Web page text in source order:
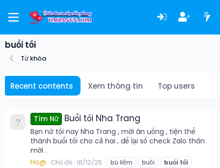
buổi tối
Từ khóa
Recent contents Xem thông tin Top users
Tìm Nữ Buổi tối Nha Trang
Bạn nữ tối nay Nha Trang , mời ăn uống , tiện thể
thành buổi tối cho cả hai , để lại số check Zalo thân
mời .
Ho@ Chủ đề 18/12/25 bú liếm buồi buổi tối